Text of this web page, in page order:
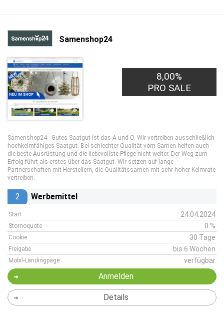
Samenshop24
8,00%
PRO SALE
Samenshop24 - Gutes Saatgut ist das A und O. Wir vertreiben ausschließlich
hochkeimfähiges Saatgut. Bei schlechter Qualität vom Samen helfen auch
die beste Ausrüstung und die liebevollste Pflege nicht weiter. Der Weg zum
Erfolg führt als erstes über das Saatgut. Wir setzen auf lange
Partnerschaften mit Herstellern, die Qualitätssamen mit sehr hoher Keimrate
vertreiben.
2 Werbemittel
Start 24.04.2024
Stornoquote 0 %
Cookie 30 Tage
Freigabe bis 6 Wochen
Mobil-Landingpage verfügbar
Anmelden
Details